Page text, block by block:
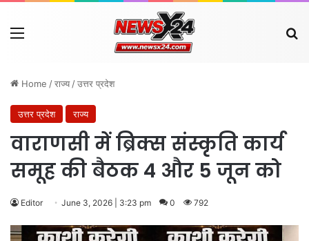
Menu
Home /राज्य /उत्तर प्रदेश
उत्तर प्रदेश राज्य
वाराणसी में ब्रिक्स संस्कृति कार्य
समूह की बैठक 4 और 5 जून को
Editor June 3, 2026 | 3:23 pm 0 792